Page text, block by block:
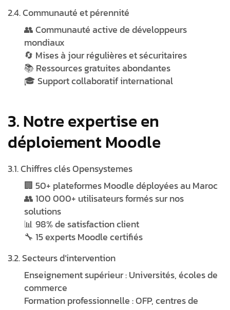
2.4. Communauté et pérennité
👥 Communauté active de développeurs
mondiaux
🔄 Mises à jour régulières et sécuritaires
📚 Ressources gratuites abondantes
🎓 Support collaboratif international
3. Notre expertise en
déploiement Moodle
3.1. Chiffres clés Opensystemes
🏢 50+ plateformes Moodle déployées au Maroc
👥 100 000+ utilisateurs formés sur nos
solutions
📊 98% de satisfaction client
🔧 15 experts Moodle certifiés
3.2. Secteurs d’intervention
Enseignement supérieur : Universités, écoles de
commerce
Formation professionnelle : OFP, centres de